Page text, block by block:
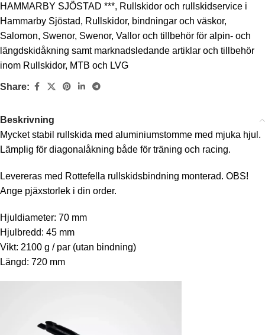
HAMMARBY SJÖSTAD ***, Rullskidor och rullskidservice i
Hammarby Sjöstad, Rullskidor, bindningar och väskor,
Salomon, Swenor, Swenor, Vallor och tillbehör för alpin- och
längdskidåkning samt marknadsledande artiklar och tillbehör
inom Rullskidor, MTB och LVG
Share:
Beskrivning
Mycket stabil rullskida med aluminiumstomme med mjuka hjul.
Lämplig för diagonalåkning både för träning och racing.
Levereras med Rottefella rullskidsbindning monterad. OBS!
Ange pjäxstorlek i din order.
Hjuldiameter: 70 mm
Hjulbredd: 45 mm
Vikt: 2100 g / par (utan bindning)
Längd: 720 mm